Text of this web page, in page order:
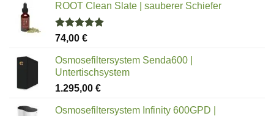
ROOT Clean Slate | sauberer Schiefer
Bewertet
von 5
74,00 €
Osmosefiltersystem Senda600 |
Untertischsystem
1.295,00 €
Osmosefiltersystem Infinity 600GPD |